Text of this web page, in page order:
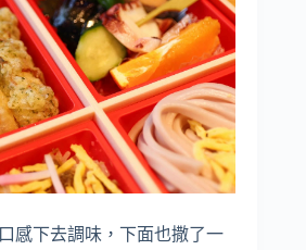
感下去調味，下面也撒了一